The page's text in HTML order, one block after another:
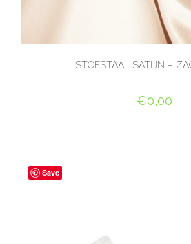
STOFSTAAL SATIJN –
€0,00
Save